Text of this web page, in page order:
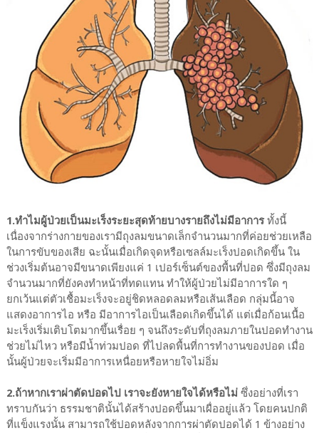
1.ทำไมผู้ป่วยเป็นมะเร็งระยะสุดท้ายบางรายถึงไม่มีอาการทั้งนี้
เนื่องจากร่างกายของเรามีถุงลมขนาดเล็กจำนวนมากที่ค่อยช่วยเหลือ
ในการขับของเสีย ฉะนั้นเมื่อเกิดจุดหรือเซลล์มะเร็งปอดเกิดขึ้น ใน
ช่วงเริ่มต้นอาจมีขนาดเพียงแค่ 1 เปอร์เซ็นต์ของพื้นที่ปอด ซึ่งมีถุงลม
จำนวนมากที่ยังคงทำหน้าที่ทดแทน ทำให้ผู้ป่วยไม่มีอาการใด ๆ
ยกเว้นแต่ตัวเชื้อมะเร็งจะอยู่ชิดหลอดลมหรือเส้นเลือด กลุ่มนี้อาจ
แสดงอาการไอ หรือ มีอาการไอเป็นเลือดเกิดขึ้นได้ แต่เมื่อก้อนเนื้อ
มะเร็งเริ่มเติบโตมากขึ้นเรื่อย ๆ จนถึงระดับที่ถุงลมภายในปอดทำงาน
ช่วยไม่ไหว หรือมีน้ำท่วมปอด ที่ไปลดพื้นที่การทำงานของปอด เมื่อ
นั้นผู้ป่วยจะเริ่มมีอาการเหนื่อยหรือหายใจไม่อิ่ม
2.ถ้าหากเราผ่าตัดปอดไป เราจะยังหายใจได้หรือไม่ซึ่งอย่างที่เรา
ทราบกันว่า ธรรมชาตินั้นได้สร้างปอดขึ้นมาเผื่ออยู่แล้ว โดยคนปกติ
ที่แข็งแรงนั้น สามารถใช้ปอดหลังจากการผ่าตัดปอดได้ 1 ข้างอย่าง